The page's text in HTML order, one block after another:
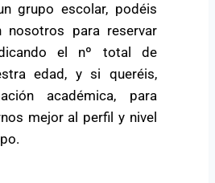
grupo escolar, podéis
nosotros para reservar
el nº total de
edad, y si queréis,
académica, para
mejor al perfil y nivel